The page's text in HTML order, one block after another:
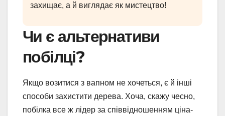
захищає, а й виглядає як мистецтво!
Чи є альтернативи
побілці?
Якщо возитися з вапном не хочеться, є й інші
способи захистити дерева. Хоча, скажу чесно,
побілка все ж лідер за співвідношенням ціна-